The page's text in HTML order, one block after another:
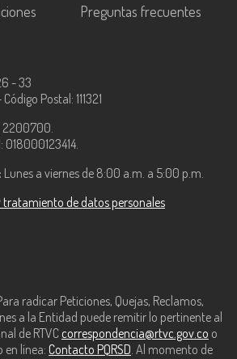
Preguntas frecuentes
- 33
Postal: 111321
2200700.
Lunes a viernes de 8:00 a.m. a 5:00 p.m.
de datos personales
radicar Peticiones, Quejas, Reclamos,
a la Entidad puede remitir lo pertinente al
de RTVC correspondencia@rtvc.gov.co o
en línea: Contacto PQRSD. Al momento de